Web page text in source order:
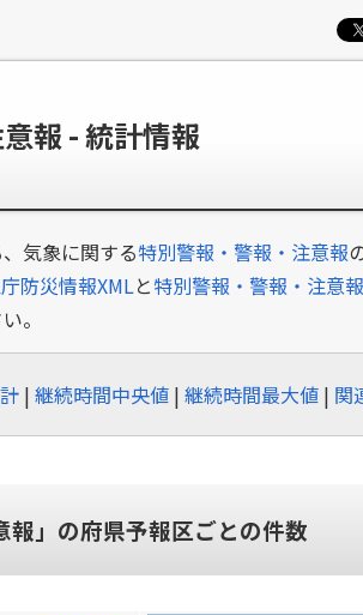
報 - 統計情報
気象に関する特別警報・警報・注意報
防災情報XMLと特別警報・警報・注意
。
| 継続時間中央値 | 継続時間最大値 | 関
報」の府県予報区ごとの件数